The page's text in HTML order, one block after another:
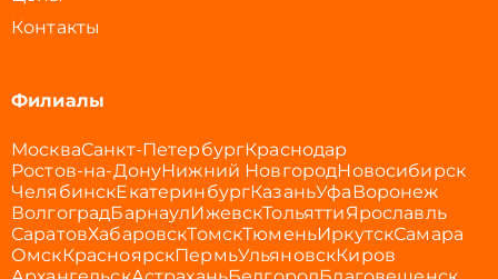
Контакты
Филиалы
МоскваСанкт-ПетербургКраснодар
Ростов-на-ДонуНижний НовгородНовосибирск
ЧелябинскЕкатеринбургКазаньУфаВоронеж
ВолгоградБарнаулИжевскТольяттиЯрославль
СаратовХабаровскТомскТюменьИркутскСамара
ОмскКрасноярскПермьУльяновскКиров